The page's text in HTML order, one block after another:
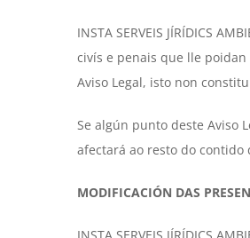
INSTA SERVEIS JÍRÍDICS
civís e penais que lle poidan
Aviso Legal, isto non
Se algún punto deste Aviso
afectará ao resto do contido
MODIFICACIÓN DAS